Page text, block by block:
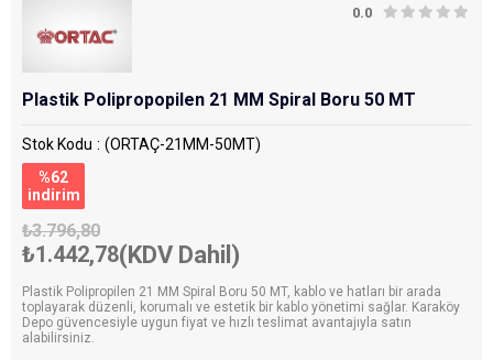
0.0
Plastik Polipropopilen 21 MM Spiral Boru 50 MT
Stok Kodu
(ORTAÇ-21MM-50MT)
%62
i̇ndirim
₺3.796,80
₺1.442,78(KDV Dahil)
Plastik Polipropilen 21 MM Spiral Boru 50 MT, kablo ve hatları bir arada
toplayarak düzenli, korumalı ve estetik bir kablo yönetimi sağlar. Karaköy
Depo güvencesiyle uygun fiyat ve hızlı teslimat avantajıyla satın
alabilirsiniz.